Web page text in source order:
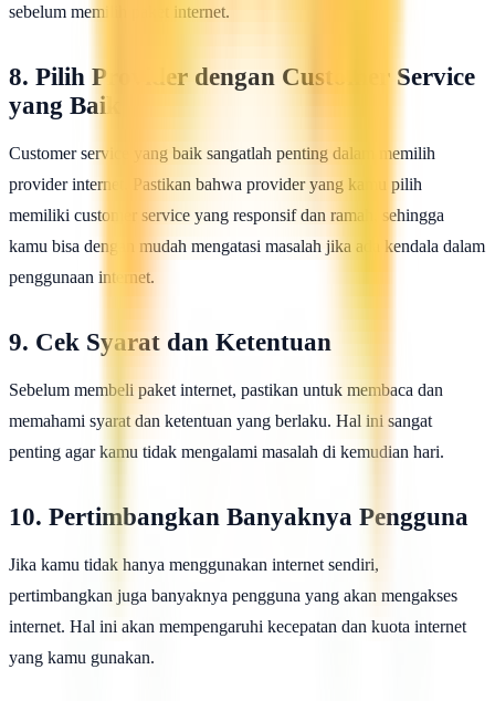
sebelum memilih paket internet.
8. Pilih Provider dengan Customer Service
yang Baik
Customer service yang baik sangatlah penting dalam memilih
provider internet. Pastikan bahwa provider yang kamu pilih
memiliki customer service yang responsif dan ramah, sehingga
kamu bisa dengan mudah mengatasi masalah jika ada kendala dalam
penggunaan internet.
9. Cek Syarat dan Ketentuan
Sebelum membeli paket internet, pastikan untuk membaca dan
memahami syarat dan ketentuan yang berlaku. Hal ini sangat
penting agar kamu tidak mengalami masalah di kemudian hari.
10. Pertimbangkan Banyaknya Pengguna
Jika kamu tidak hanya menggunakan internet sendiri,
pertimbangkan juga banyaknya pengguna yang akan mengakses
internet. Hal ini akan mempengaruhi kecepatan dan kuota internet
yang kamu gunakan.